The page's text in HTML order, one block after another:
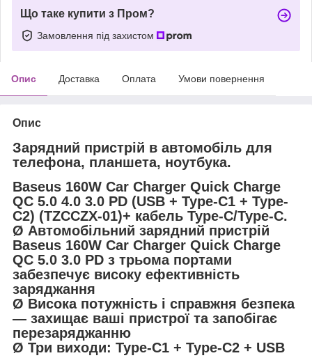
Що таке купити з Пром?
Замовлення під захистом
Опис Доставка Оплата Умови повернення
Опис
Зарядний пристрій в автомобіль для
телефона, планшета, ноутбука.
Baseus 160W Car Charger Quick Charge
QC 5.0 4.0 3.0 PD (USB + Type-C1 + Type-
C2) (TZCCZX-01)+ кабель Type-C/Type-C.
Ø Автомобільний зарядний пристрій
Baseus 160W Car Charger Quick Charge
QC 5.0 3.0 PD з трьома портами
забезпечує високу ефективність
заряджання
Ø Висока потужність і справжня безпека
— захищає ваші пристрої та запобігає
перезаряджанню
Ø Три виходи: Type-C1 + Type-C2 + USB